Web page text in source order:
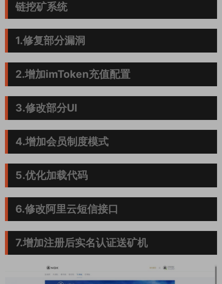
链挖矿系统
1.修复部分漏洞
2.增加imToken充值配置
3.修改部分UI
4.增加会员制度模式
5.优化加载代码
6.修改阿里云短信接口
7.增加注册后实名认证送矿机